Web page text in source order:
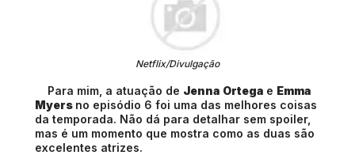
Netflix/Divulgação
Para mim, a atuação de Jenna Ortega e Emma
Myers no episódio 6 foi uma das melhores coisas
da temporada. Não dá para detalhar sem spoiler,
mas é um momento que mostra como as duas são
excelentes atrizes.